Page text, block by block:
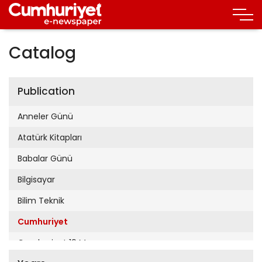
Catalog
Publication
Anneler Günü
Atatürk Kitapları
Babalar Günü
Bilgisayar
Bilim Teknik
Cumhuriyet
Cumhuriyet 19 Mayıs